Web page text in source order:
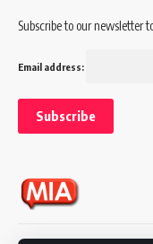
Subscribe to our newsletter
Email address: